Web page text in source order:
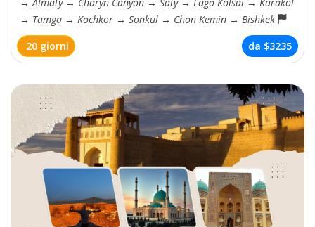
→ Tamga → Kochkor → Sonkul → Chon Kemin → Bishkek
20 giorni
da $3235